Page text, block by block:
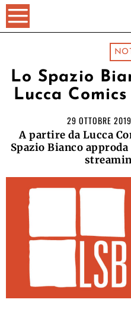
Lo Spazio
Lucca
29 OTTOBRE 2019
A partire da Lucca
Spazio Bianco